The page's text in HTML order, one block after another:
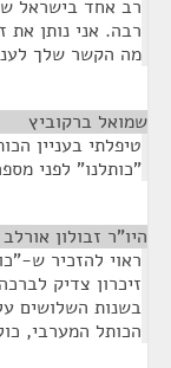
רב אחד בישראל
רבה. אני נותן את
מה הקשר שלך
שמואל ברקוביץ
טיפלתי בעניין
"כותלנו" לפני
היו"ר זבולון אורלב
ראוי להזכיר ש-
זיכרון צדיק
בשנות השלושים
הכותל המערבי,